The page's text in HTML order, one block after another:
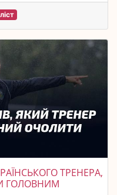
ТРЕНЕРА,
ГОЛОВНИМ